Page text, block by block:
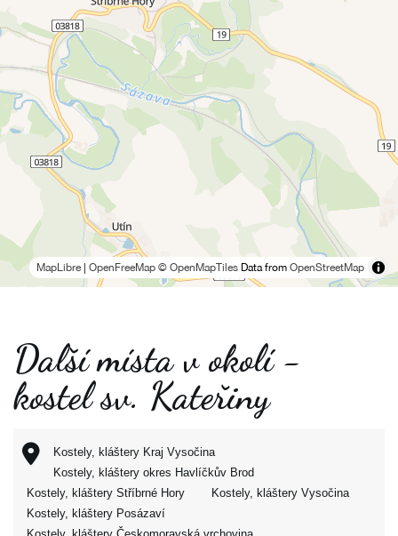
MapLibre OpenFreeMap © OpenMapTiles Data from OpenStreetMap
Další místa v okolí -
kostel sv. Kateřiny
Kostely, kláštery Kraj Vysočina
Kostely, kláštery okres Havlíčkův Brod
Kostely, kláštery Stříbrné Hory
Kostely, kláštery Vysočina
Kostely, kláštery Posázaví